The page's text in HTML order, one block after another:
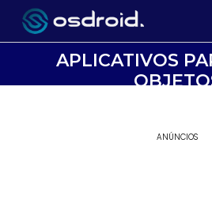
APLICATIVOS
ANÚNCIOS